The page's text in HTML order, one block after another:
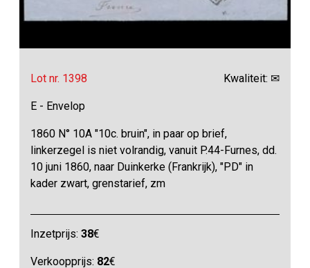
Lot nr. 1398 Kwaliteit: ✉
E - Envelop
1860 N° 10A "10c. bruin", in paar op brief,
linkerzegel is niet volrandig, vanuit P.44-Furnes, dd.
10 juni 1860, naar Duinkerke (Frankrijk), "PD" in
kader zwart, grenstarief, zm
Inzetprijs:38€
Verkoopprijs: 82€